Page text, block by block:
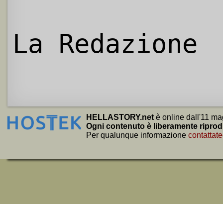
La Redazione
HELLASTORY.net è online dall'11
Ogni contenuto è liberamente
Per qualunque informazione